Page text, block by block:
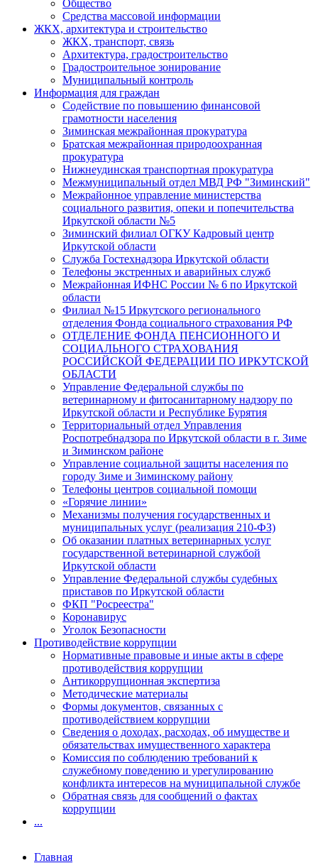
Общество
Средства массовой информации
ЖКХ, архитектура и строительство
ЖКХ, транспорт, связь
Архитектура, градостроительство
Градостроительное зонирование
Муниципальный контроль
Информация для граждан
Содействие по повышению финансовой
грамотности населения
Зиминская межрайонная прокуратура
Братская межрайонная природоохранная
прокуратура
Нижнеудинская транспортная прокуратура
Межмуниципальный отдел МВД РФ "Зиминский"
Межрайонное управление министерства
социального развития, опеки и попечительства
Иркутской области №5
Зиминский филиал ОГКУ Кадровый центр
Иркутской области
Служба Гостехнадзора Иркутской области
Телефоны экстренных и аварийных служб
Межрайонная ИФНС России № 6 по Иркутской
области
Филиал №15 Иркутского регионального
отделения Фонда социального страхования РФ
ОТДЕЛЕНИЕ ФОНДА ПЕНСИОННОГО И
СОЦИАЛЬНОГО СТРАХОВАНИЯ
РОССИЙСКОЙ ФЕДЕРАЦИИ ПО ИРКУТСКОЙ
ОБЛАСТИ
Управление Федеральной службы по
ветеринарному и фитосанитарному надзору по
Иркутской области и Республике Бурятия
Территориальный отдел Управления
Роспотребнадзора по Иркутской области в г. Зиме
и Зиминском районе
Управление социальной защиты населения по
городу Зиме и Зиминскому району
Телефоны центров социальной помощи
«Горячие линии»
Механизмы получения государственных и
муниципальных услуг (реализация 210-ФЗ)
Об оказании платных ветеринарных услуг
государственной ветеринарной службой
Иркутской области
Управление Федеральной службы судебных
приставов по Иркутской области
ФКП "Росреестра"
Коронавирус
Уголок Безопасности
Противодействие коррупции
Нормативные правовые и иные акты в сфере
противодействия коррупции
Антикоррупционная экспертиза
Методические материалы
Формы документов, связанных с
противодействием коррупции
Сведения о доходах, расходах, об имуществе и
обязательствах имущественного характера
Комиссия по соблюдению требований к
служебному поведению и урегулированию
конфликта интересов на муниципальной службе
Обратная связь для сообщений о фактах
коррупции
...
Главная